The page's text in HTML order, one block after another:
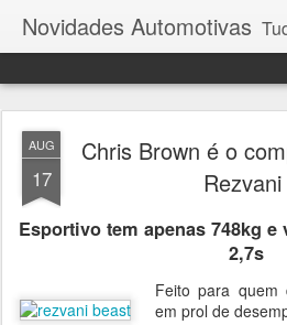
Novidades Automotivas
AUG
17
Chris Brown é o
Esportivo tem apenas 748kg e
2,7s
Feito para quem
em prol de